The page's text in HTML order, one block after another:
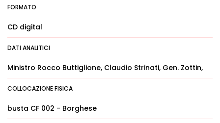
FORMATO
CD digital
DATI ANALITICI
Ministro Rocco Buttiglione, Claudio Strinati, Gen. Zottin,
COLLOCAZIONE FISICA
busta CF 002 - Borghese